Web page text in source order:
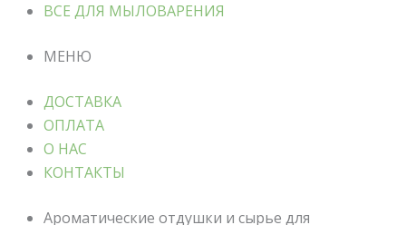
ВСЕ ДЛЯ МЫЛОВАРЕНИЯ
МЕНЮ
ДОСТАВКА
ОПЛАТА
О НАС
КОНТАКТЫ
Ароматические отдушки и сырье для